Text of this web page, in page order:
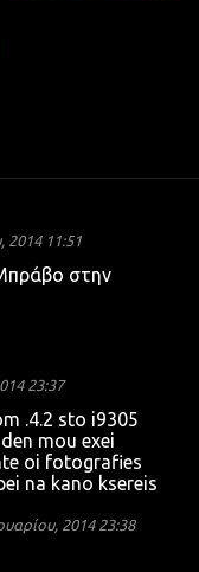
2014 11:51
στην
23:37
.4.2 sto i9305
mou exei
oi fotografies
na kano ksereis
2014 23:38